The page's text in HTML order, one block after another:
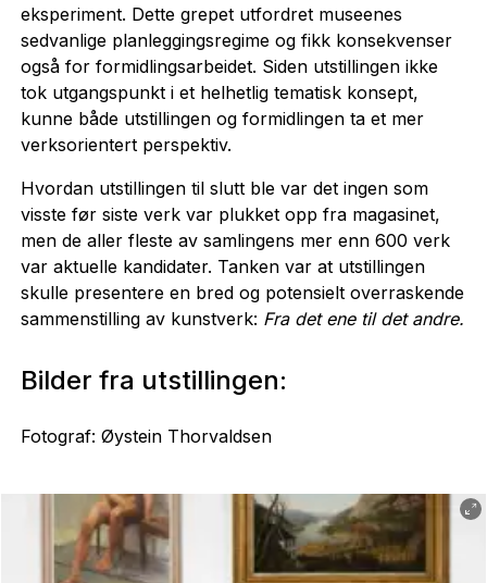
eksperiment. Dette grepet utfordret museenes
sedvanlige planleggingsregime og fikk konsekvenser
også for formidlingsarbeidet. Siden utstillingen ikke
tok utgangspunkt i et helhetlig tematisk konsept,
kunne både utstillingen og formidlingen ta et mer
verksorientert perspektiv.
Hvordan utstillingen til slutt ble var det ingen som
visste før siste verk var plukket opp fra magasinet,
men de aller fleste av samlingens mer enn 600 verk
var aktuelle kandidater. Tanken var at utstillingen
skulle presentere en bred og potensielt overraskende
sammenstilling av kunstverk: Fra det ene til det andre.
Bilder fra utstillingen:
Fotograf: Øystein Thorvaldsen